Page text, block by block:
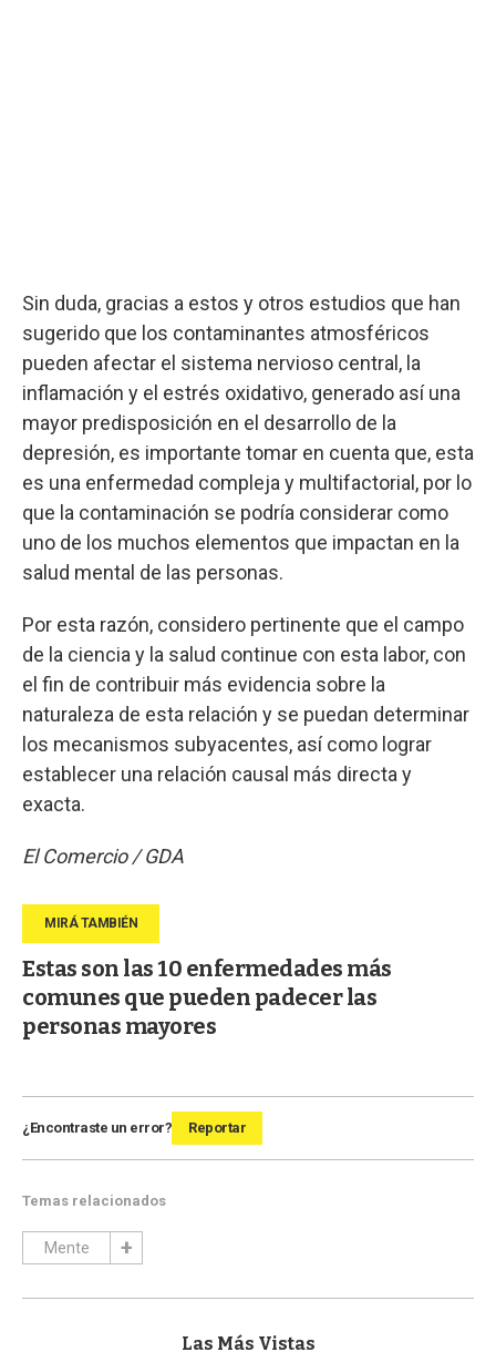
Sin duda, gracias a estos y otros estudios que han
sugerido que los contaminantes atmosféricos
pueden afectar el sistema nervioso central, la
inflamación y el estrés oxidativo, generado así una
mayor predisposición en el desarrollo de la
depresión, es importante tomar en cuenta que, esta
es una enfermedad compleja y multifactorial, por lo
que la contaminación se podría considerar como
uno de los muchos elementos que impactan en la
salud mental de las personas.
Por esta razón, considero pertinente que el campo
de la ciencia y la salud continue con esta labor, con
el fin de contribuir más evidencia sobre la
naturaleza de esta relación y se puedan determinar
los mecanismos subyacentes, así como lograr
establecer una relación causal más directa y
exacta.
El Comercio / GDA
Estas son las 10 enfermedades más
comunes que pueden padecer las
personas mayores
¿Encontraste un error? Reportar
Temas relacionados
Mente
Las Más Vistas